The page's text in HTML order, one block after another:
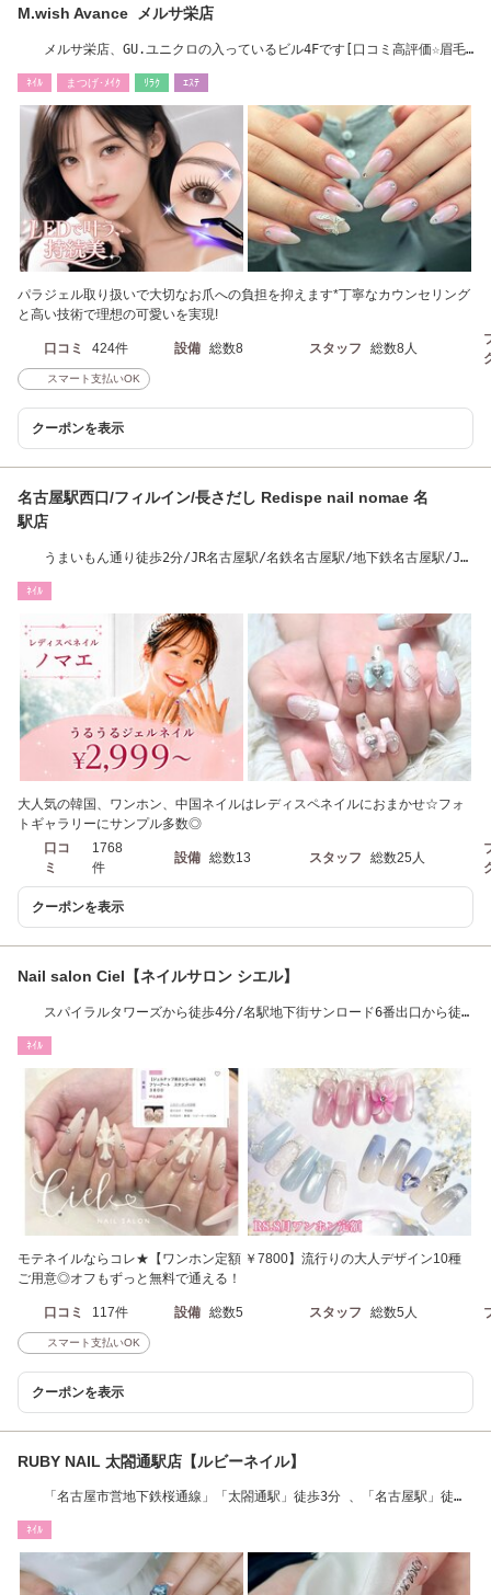
M.wish Avance メルサ栄店
メルサ栄店、GU.ユニクロの入っているビル4Fです[口コミ高評価☆眉毛/
ﾈｲﾙ まつげ･ﾒｲｸ ﾘﾗｸ ｴｽﾃ
パラジェル取り扱いで大切なお爪への負担を抑えます*丁寧なカウンセリング
と高い技術で理想の可愛いを実現!
口コミ 424件 設備 総数8 スタッフ 総数8人
スマート支払いOK
クーポンを表示
名古屋駅西口/フィルイン/長さだし Redispe nail nomae 名
駅店
うまいもん通り徒歩2分/JR名古屋駅/名鉄名古屋駅/地下鉄名古屋駅/JR
ﾈｲﾙ
大人気の韓国、ワンホン、中国ネイルはレディスペネイルにおまかせ☆フォ
トギャラリーにサンプル多数◎
口コ
ミ
1768
件
設備 総数13 スタッフ 総数25人
クーポンを表示
Nail salon Ciel【ネイルサロン シエル】
スパイラルタワーズから徒歩4分/名駅地下街サンロード6番出口から徒
ﾈｲﾙ
モテネイルならコレ★【ワンホン定額 ￥7800】流行りの大人デザイン10種
ご用意◎オフもずっと無料で通える！
口コミ 117件 設備 総数5 スタッフ 総数5人
スマート支払いOK
クーポンを表示
RUBY NAIL 太閤通駅店【ルビーネイル】
「名古屋市営地下鉄桜通線」「太閤通駅」徒歩3分 、「名古屋駅」徒歩
ﾈｲﾙ